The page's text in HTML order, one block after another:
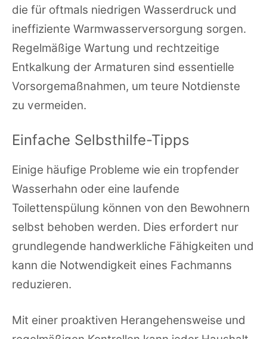
die für oftmals niedrigen Wasserdruck und
ineffiziente Warmwasserversorgung sorgen.
Regelmäßige Wartung und rechtzeitige
Entkalkung der Armaturen sind essentielle
Vorsorgemaßnahmen, um teure Notdienste
zu vermeiden.
Einfache Selbsthilfe-Tipps
Einige häufige Probleme wie ein tropfender
Wasserhahn oder eine laufende
Toilettenspülung können von den Bewohnern
selbst behoben werden. Dies erfordert nur
grundlegende handwerkliche Fähigkeiten und
kann die Notwendigkeit eines Fachmanns
reduzieren.
Mit einer proaktiven Herangehensweise und